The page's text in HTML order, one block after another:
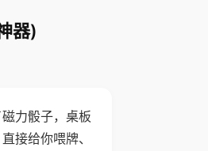
器)
力骰子，桌板
接给你喂牌、